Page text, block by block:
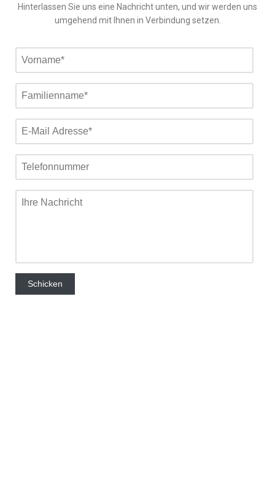
Hinterlassen Sie uns eine Nachricht unten, und wir werden uns
umgehend mit Ihnen in Verbindung setzen.